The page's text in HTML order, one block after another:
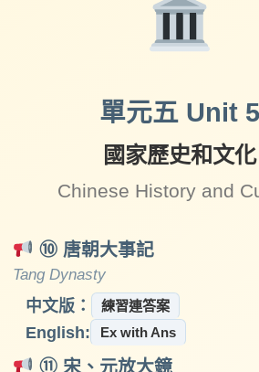
單元五 Unit 5
國家歷史和文化
Chinese History and
⑩ 唐朝大事記
Tang Dynasty
中文版： 練習連答案
English: Ex with Ans
⑪ 宋、元放大鏡